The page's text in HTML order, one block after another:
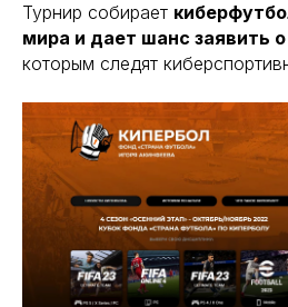
Турнир собирает
мира и дает шанс заявить
которым следят